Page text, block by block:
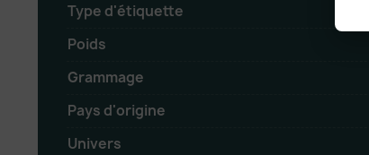
Type d'étiquette
Poids
Grammage
Pays d'origine
Univers